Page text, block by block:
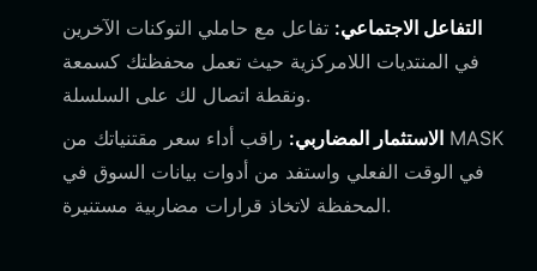
التفاعل الاجتماعي: تفاعل مع حاملي التوكنات الآخرين
في المنتديات اللامركزية حيث تعمل محفظتك كسمعة
ونقطة اتصال لك على السلسلة.
الاستثمار المضاربي: راقب أداء سعر مقتنياتك من MASK
في الوقت الفعلي واستفد من أدوات بيانات السوق في
المحفظة لاتخاذ قرارات مضاربية مستنيرة.